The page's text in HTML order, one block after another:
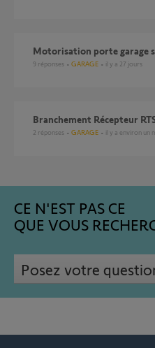
Motorisation porte garage
9 réponses GARAGE il y a 27 jours
Branchement Récepteur
2 réponses GARAGE il y a environ un
CE N'EST PAS CE
QUE VOUS
Posez votre